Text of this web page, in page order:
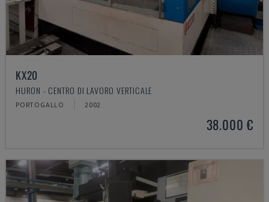
KX20
HURON - CENTRO DI LAVORO VERTICALE
PORTOGALLO 2002
38.000 €